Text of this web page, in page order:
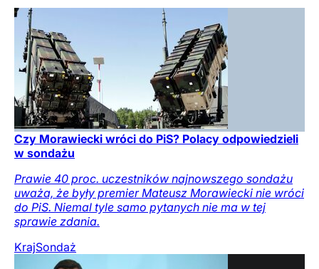
Czy Morawiecki wróci do PiS? Polacy odpowiedzieli
w sondażu
Prawie 40 proc. uczestników najnowszego sondażu
uważa, że były premier Mateusz Morawiecki nie wróci
do PiS. Niemal tyle samo pytanych nie ma w tej
sprawie zdania.
KrajSondaż